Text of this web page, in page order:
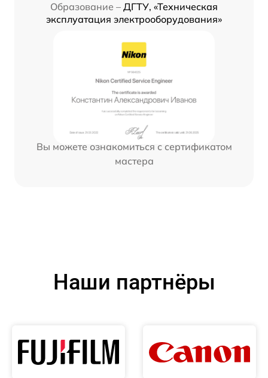
Образование – ДГТУ, «Техническая
эксплуатация электрооборудования»
Вы можете ознакомиться с сертификатом
мастера
Наши партнёры